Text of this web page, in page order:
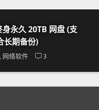
永久 20TB 网盘 (支
长期备份)
网络软件 3